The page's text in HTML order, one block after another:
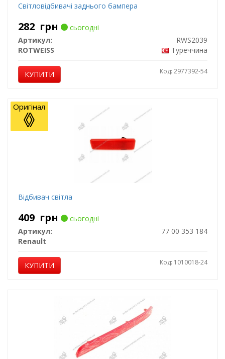
Світловідбивачі заднього бампера
282 грн
сьогодні
Артикул:
RWS2039
ROTWEISS
Туреччина
КУПИТИ Код: 2977392-54
Відбивач світла
409 грн
сьогодні
Артикул:
77 00 353 184
Renault
КУПИТИ Код: 1010018-24
Оригінал